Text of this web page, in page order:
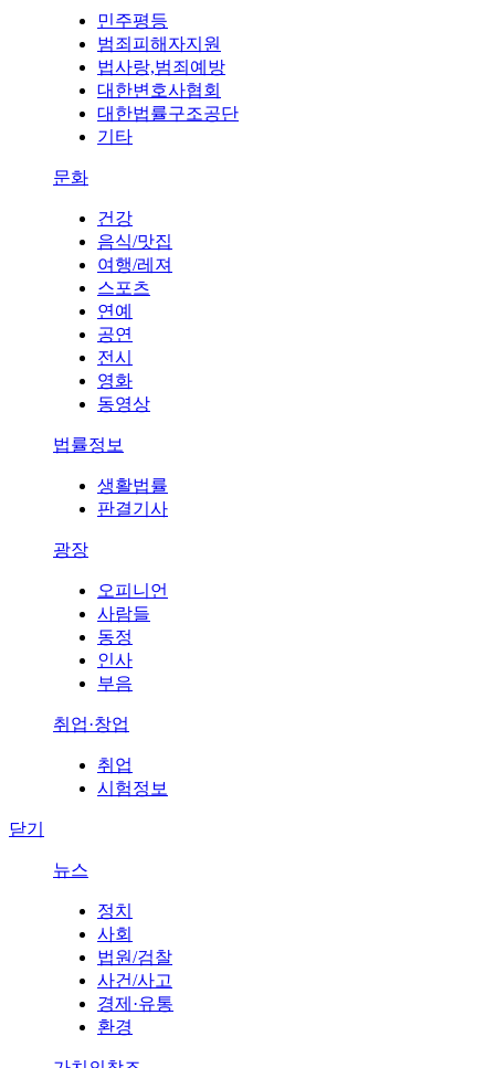
민주평등
범죄피해자지원
법사랑,범죄예방
대한변호사협회
대한법률구조공단
기타
문화
건강
음식/맛집
여행/레져
스포츠
연예
공연
전시
영화
동영상
법률정보
생활법률
판결기사
광장
오피니언
사람들
동정
인사
부음
취업·창업
취업
시험정보
닫기
뉴스
정치
사회
법원/검찰
사건/사고
경제·유통
환경